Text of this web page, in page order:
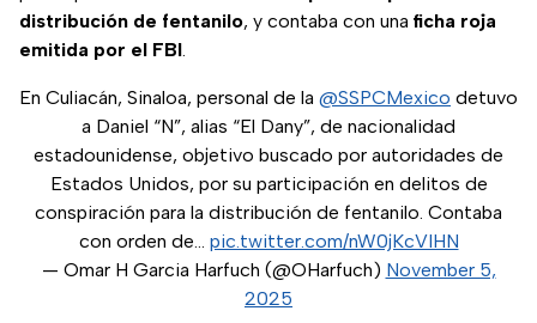
distribución de fentanilo, y contaba con una ficha roja
emitida por el FBI.
En Culiacán, Sinaloa, personal de la @SSPCMexico detuvo
a Daniel “N”, alias “El Dany”, de nacionalidad
estadounidense, objetivo buscado por autoridades de
Estados Unidos, por su participación en delitos de
conspiración para la distribución de fentanilo. Contaba
con orden de… pic.twitter.com/nW0jKcVIHN
— Omar H Garcia Harfuch (@OHarfuch) November 5,
2025